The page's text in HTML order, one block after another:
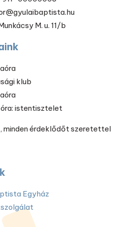
M. u. 11/b
klub
óra: istentisztelet
minden érdeklődőt szeretettel
Egyház